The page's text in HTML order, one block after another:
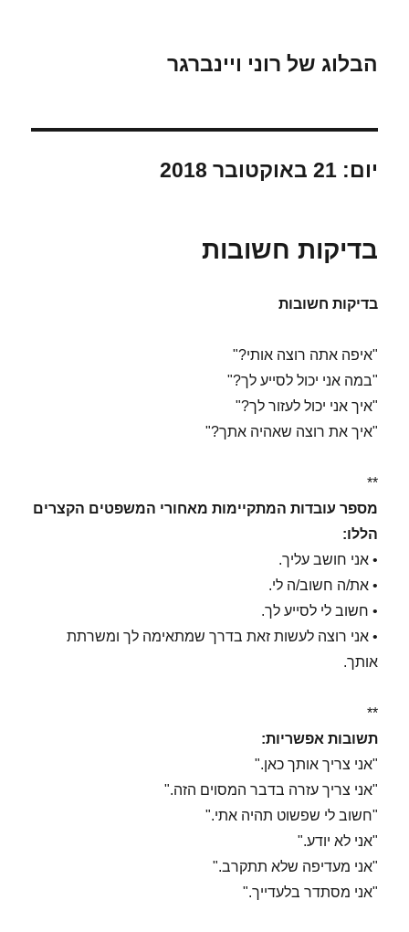
הבלוג של רוני ויינברגר
יום:21 באוקטובר 2018
בדיקות חשובות
בדיקות חשובות
"איפה אתה רוצה אותי?"
"במה אני יכול לסייע לך?"
"איך אני יכול לעזור לך?"
"איך את רוצה שאהיה אתך?"
**
מספר עובדות המתקיימות מאחורי המשפטים הקצרים
הללו:
• אני חושב עליך.
• את/ה חשוב/ה לי.
• חשוב לי לסייע לך.
• אני רוצה לעשות זאת בדרך שמתאימה לך ומשרתת
אותך.
**
תשובות אפשריות:
"אני צריך אותך כאן."
"אני צריך עזרה בדבר המסוים הזה."
"חשוב לי שפשוט תהיה אתי."
"אני לא יודע."
"אני מעדיפה שלא תתקרב."
"אני מסתדר בלעדייך."